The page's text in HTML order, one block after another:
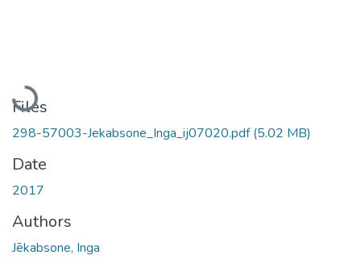
Loading...
Files
298-57003-Jekabsone_Inga_ij07020.pdf(5.02 MB)
Date
2017
Authors
Jēkabsone, Inga